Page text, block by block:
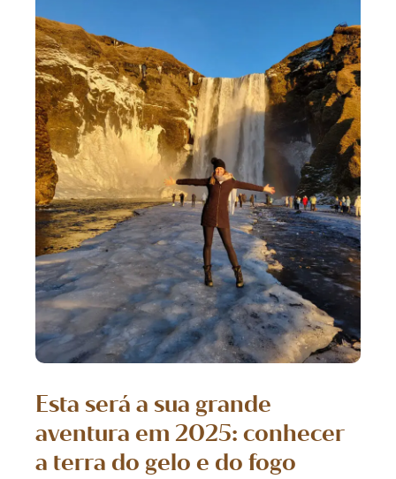
Esta será a sua grande
aventura em 2025: conhecer
a terra do gelo e do fogo